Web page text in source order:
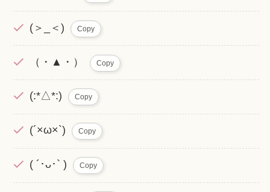
(＞_＜) Copy
（・▲・） Copy
(:*△*:) Copy
(´×ω×`) Copy
( ´･ᴗ･` ) Copy